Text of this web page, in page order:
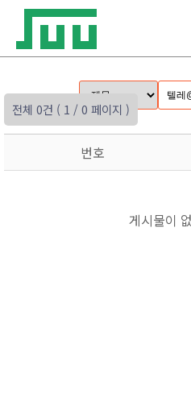
전체 0건 ( 1 / 0 페이지 )
번호
게시물이